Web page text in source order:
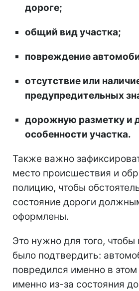
дороге;
общий вид участка;
повреждение
отсутствие или
предупредительных
дорожную разметку и
особенности участка.
Также важно
место происшествия и
полицию, чтобы
состояние дороги
оформлены.
Это нужно для того,
было подтвердить:
повредился именно в
именно из-за состояния